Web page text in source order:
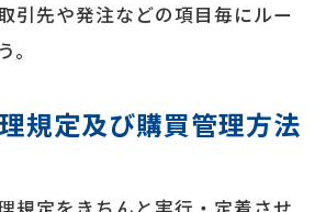
引先や発注などの項目毎にルー
規定及び購買管理方法